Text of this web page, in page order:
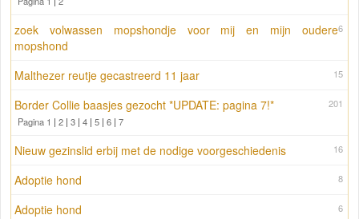
6
zoek volwassen mopshondje voor mij en mijn oudere
mopshond
15
Malthezer reutje gecastreerd 11 jaar
201
Border Collie baasjes gezocht *UPDATE: pagina 7!*
Pagina 1 | 2 | 3 | 4 | 5 | 6 | 7
16
Nieuw gezinslid erbij met de nodige voorgeschiedenis
8
Adoptie hond
6
Adoptie hond